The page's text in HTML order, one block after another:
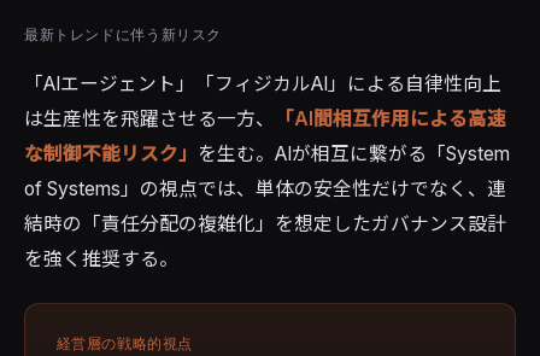
最新トレンドに伴う新リスク
「AIエージェント」「フィジカルAI」による自律性向上
は生産性を飛躍させる一方、
「AI間相互作用による高速
な制御不能リスク」
を生む。AIが相互に繋がる「System
of Systems」の視点では、単体の安全性だけでなく、連
結時の「責任分配の複雑化」を想定したガバナンス設計
を強く推奨する。
経営層の戦略的視点